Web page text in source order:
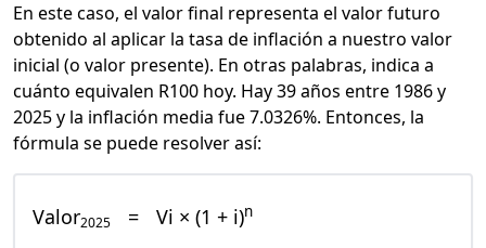
En este caso, el valor final representa el valor futuro
obtenido al aplicar la tasa de inflación a nuestro valor
inicial (o valor presente). En otras palabras, indica a
cuánto equivalen R100 hoy. Hay 39 años entre 1986 y
2025 y la inflación media fue 7.0326%. Entonces, la
fórmula se puede resolver así:
Valor2025 = Vi × (1 + i)n